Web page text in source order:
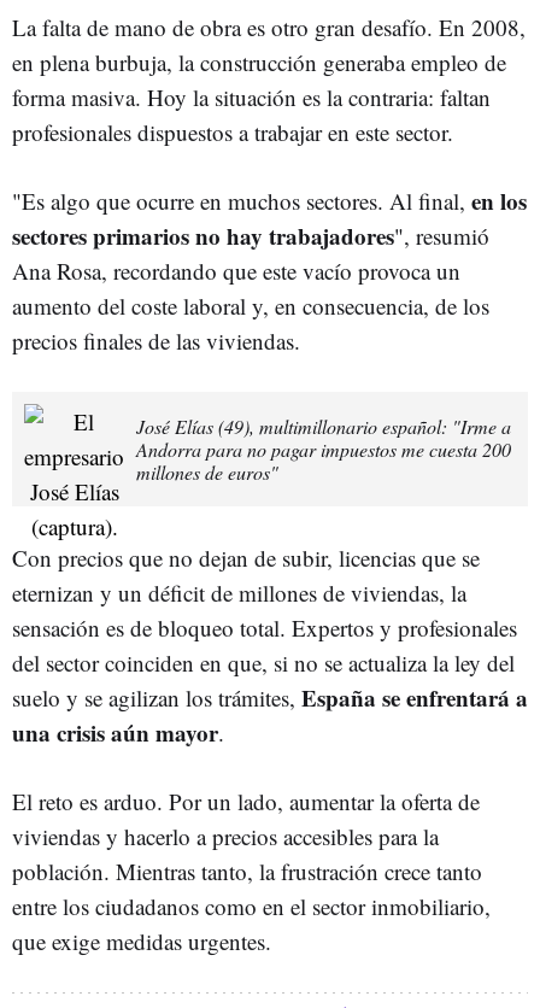
La falta de mano de obra es otro gran desafío. En 2008,
en plena burbuja, la construcción generaba empleo de
forma masiva. Hoy la situación es la contraria: faltan
profesionales dispuestos a trabajar en este sector.
"Es algo que ocurre en muchos sectores. Al final, en los
sectores primarios no hay trabajadores", resumió
Ana Rosa, recordando que este vacío provoca un
aumento del coste laboral y, en consecuencia, de los
precios finales de las viviendas.
José Elías (49), multimillonario español: "Irme a
Andorra para no pagar impuestos me cuesta 200
millones de euros"
Con precios que no dejan de subir, licencias que se
eternizan y un déficit de millones de viviendas, la
sensación es de bloqueo total. Expertos y profesionales
del sector coinciden en que, si no se actualiza la ley del
suelo y se agilizan los trámites, España se enfrentará a
una crisis aún mayor.
El reto es arduo. Por un lado, aumentar la oferta de
viviendas y hacerlo a precios accesibles para la
población. Mientras tanto, la frustración crece tanto
entre los ciudadanos como en el sector inmobiliario,
que exige medidas urgentes.